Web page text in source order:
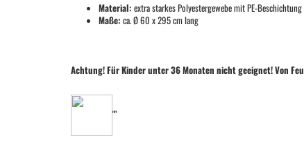
Material: extra starkes Polyestergewebe mit PE-Beschichtung
Maße: ca. Ø 60 x 295 cm lang
Achtung! Für Kinder unter 36 Monaten nicht geeignet! Von
""